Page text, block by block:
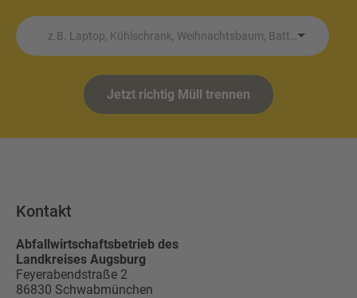
Jetzt richtig Müll trennen
Kontakt
Abfallwirtschaftsbetrieb des
Landkreises Augsburg
Feyerabendstraße 2
86830 Schwabmünchen